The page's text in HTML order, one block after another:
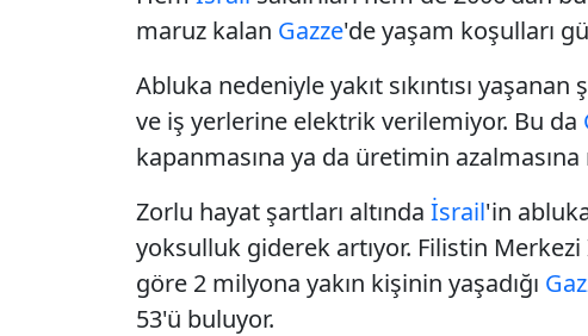
maruz kalan Gazze'de yaşam koşulları
Abluka nedeniyle yakıt sıkıntısı
ve iş yerlerine elektrik verilemiyor. Bu da
kapanmasına ya da üretimin
Zorlu hayat şartları altında İsrail'in
yoksulluk giderek artıyor. Filistin
göre 2 milyona yakın kişinin yaşadığı
53'ü buluyor.